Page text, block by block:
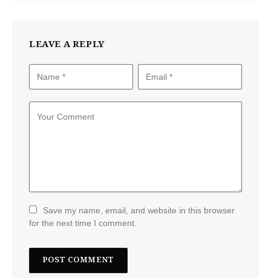
LEAVE A REPLY
Save my name, email, and website in this browser
for the next time I comment.